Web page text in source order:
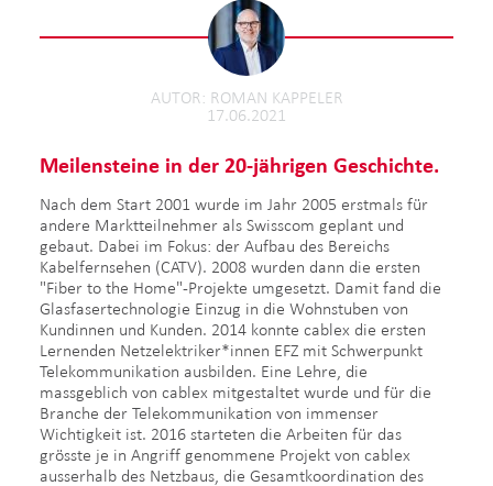
17.06.2021
AUTOR ROMAN KAPPELER
Meilensteine in der 20-jährigen Geschichte.
Nach dem Start 2001 wurde im Jahr 2005 erstmals für
andere Marktteilnehmer als Swisscom geplant und
gebaut. Dabei im Fokus: der Aufbau des Bereichs
Kabelfernsehen (CATV). 2008 wurden dann die ersten
"Fiber to the Home"-Projekte umgesetzt. Damit fand die
Glasfasertechnologie Einzug in die Wohnstuben von
Kundinnen und Kunden. 2014 konnte cablex die ersten
Lernenden Netzelektriker*innen EFZ mit Schwerpunkt
Telekommunikation ausbilden. Eine Lehre, die
massgeblich von cablex mitgestaltet wurde und für die
Branche der Telekommunikation von immenser
Wichtigkeit ist. 2016 starteten die Arbeiten für das
grösste je in Angriff genommene Projekt von cablex
ausserhalb des Netzbaus, die Gesamtkoordination des